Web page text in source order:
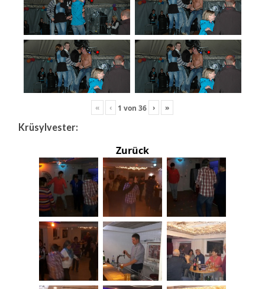
« ‹ 1 von36 › »
Krüsylvester:
Zurück